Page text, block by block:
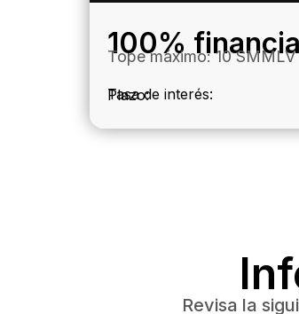
100%
Tope máximo: 10 SMMLV
Tasa de interés:
Plazo:
Revisa la